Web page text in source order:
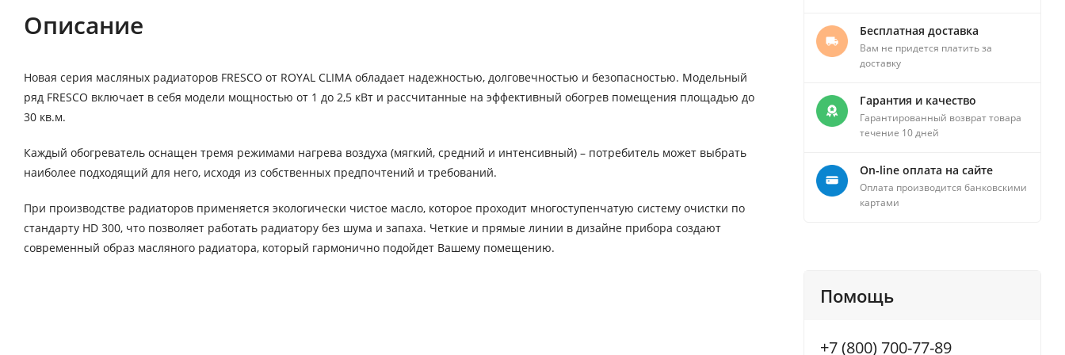
Описание
Новая серия масляных радиаторов FRESCO от ROYAL CLIMA обладает надежностью, долговечностью и безопасностью. Модельный
ряд FRESCO включает в себя модели мощностью от 1 до 2,5 кВт и рассчитанные на эффективный обогрев помещения площадью до
30 кв.м.
Каждый обогреватель оснащен тремя режимами нагрева воздуха (мягкий, средний и интенсивный) – потребитель может выбрать
наиболее подходящий для него, исходя из собственных предпочтений и требований.
При производстве радиаторов применяется экологически чистое масло, которое проходит многоступенчатую систему очистки по
стандарту HD 300, что позволяет работать радиатору без шума и запаха. Четкие и прямые линии в дизайне прибора создают
современный образ масляного радиатора, который гармонично подойдет Вашему помещению.
Бесплатная доставка
Вам не придется платить за
доставку
Гарантия и качество
Гарантированный возврат товара
течение 10 дней
On-line оплата на сайте
Оплата производится банковскими
картами
Помощь
+7 (800) 700-77-89